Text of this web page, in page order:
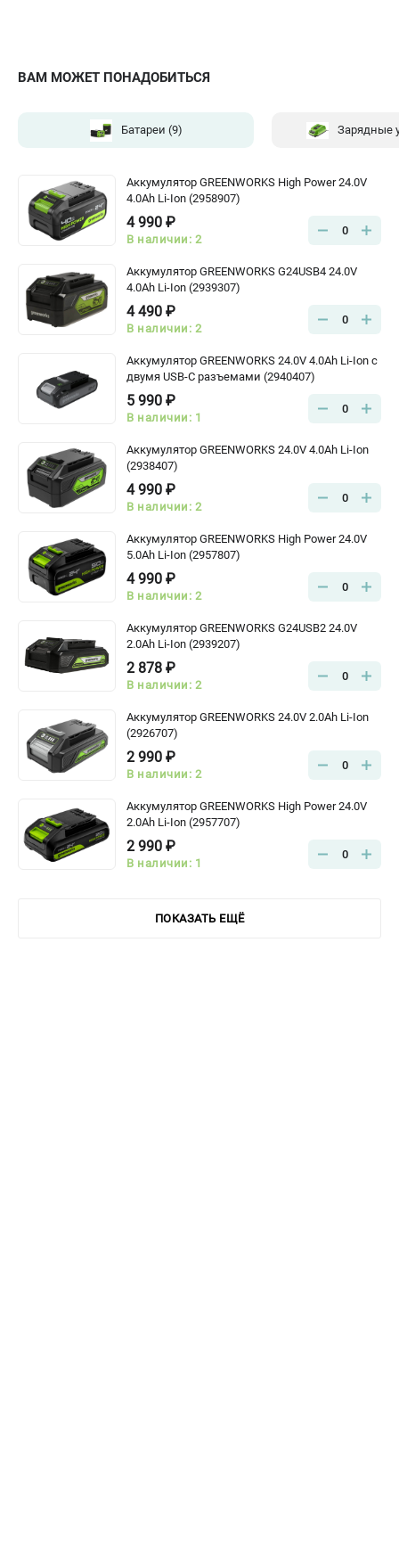
ВАМ МОЖЕТ ПОНАДОБИТЬСЯ
Батареи (9) Зарядные
Аккумулятор GREENWORKS High Power 24.0V
4.0Ah Li-Ion (2958907)
4 990 ₽
В наличии: 2
0
Аккумулятор GREENWORKS G24USB4 24.0V
4.0Ah Li-Ion (2939307)
4 490 ₽
В наличии: 2
0
Аккумулятор GREENWORKS 24.0V 4.0Ah Li-Ion с
двумя USB-C разъемами (2940407)
5 990 ₽
В наличии: 1
0
Аккумулятор GREENWORKS 24.0V 4.0Ah Li-Ion
(2938407)
4 990 ₽
В наличии: 2
0
Аккумулятор GREENWORKS High Power 24.0V
5.0Ah Li-Ion (2957807)
4 990 ₽
В наличии: 2
0
Аккумулятор GREENWORKS G24USB2 24.0V
2.0Ah Li-Ion (2939207)
2 878 ₽
В наличии: 2
0
Аккумулятор GREENWORKS 24.0V 2.0Ah Li-Ion
(2926707)
2 990 ₽
В наличии: 2
0
Аккумулятор GREENWORKS High Power 24.0V
2.0Ah Li-Ion (2957707)
2 990 ₽
В наличии: 1
0
ПОКАЗАТЬ ЕЩЁ